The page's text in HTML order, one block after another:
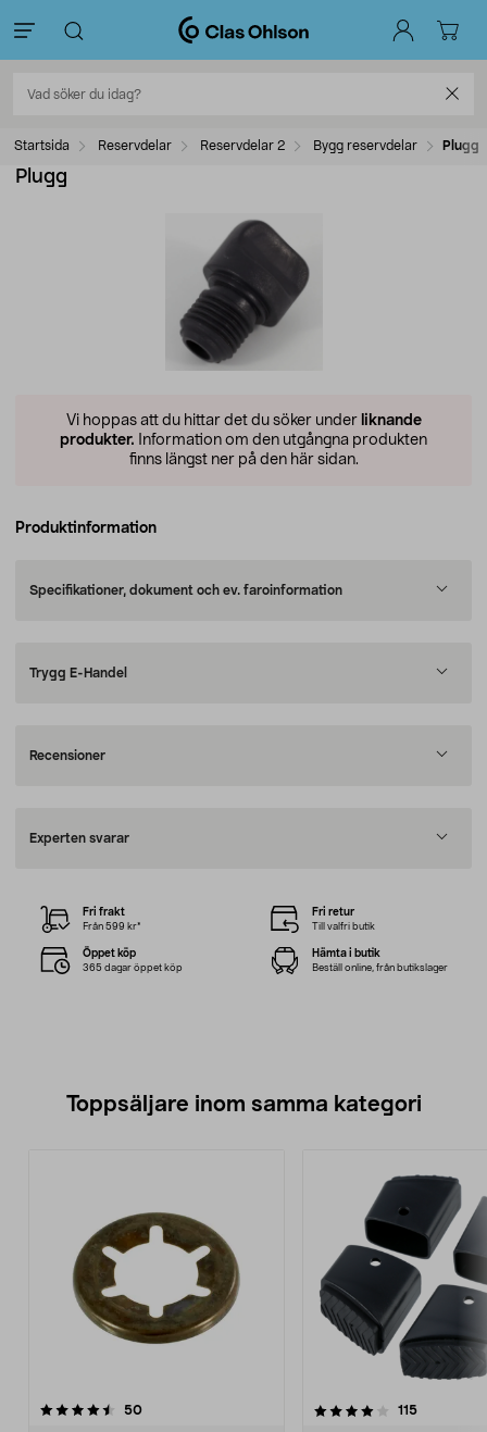
Startsida Reservdelar Reservdelar 2 Bygg reservdelar Plugg
Plugg
Vi hoppas att du hittar det du söker under liknande
produkter. Information om den utgångna produkten
finns längst ner på den här sidan.
Produktinformation
Specifikationer, dokument och ev. faroinformation
Trygg E-Handel
Recensioner
Experten svarar
Fri frakt
Från 599 kr*
Fri retur
Till valfri butik
Öppet köp
365 dagar öppet köp
Hämta i butik
Beställ online, från butikslager
Toppsäljare inom samma kategori
50recensioner
4.0 av 5 stjärnor 115
4.5 av 5 stjärnor